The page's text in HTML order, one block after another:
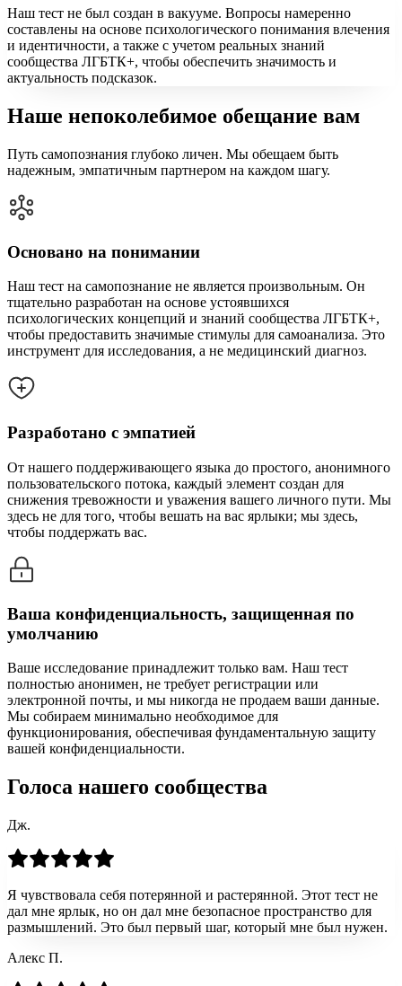
Наш тест не был создан в вакууме. Вопросы намеренно
составлены на основе психологического понимания влечения
и идентичности, а также с учетом реальных знаний
сообщества ЛГБТК+, чтобы обеспечить значимость и
актуальность подсказок.
Наше непоколебимое обещание вам
Путь самопознания глубоко личен. Мы обещаем быть
надежным, эмпатичным партнером на каждом шагу.
Основано на понимании
Наш тест на самопознание не является произвольным. Он
тщательно разработан на основе устоявшихся
психологических концепций и знаний сообщества ЛГБТК+,
чтобы предоставить значимые стимулы для самоанализа. Это
инструмент для исследования, а не медицинский диагноз.
Разработано с эмпатией
От нашего поддерживающего языка до простого, анонимного
пользовательского потока, каждый элемент создан для
снижения тревожности и уважения вашего личного пути. Мы
здесь не для того, чтобы вешать на вас ярлыки; мы здесь,
чтобы поддержать вас.
Ваша конфиденциальность, защищенная по
умолчанию
Ваше исследование принадлежит только вам. Наш тест
полностью анонимен, не требует регистрации или
электронной почты, и мы никогда не продаем ваши данные.
Мы собираем минимально необходимое для
функционирования, обеспечивая фундаментальную защиту
вашей конфиденциальности.
Голоса нашего сообщества
Дж.
Я чувствовала себя потерянной и растерянной. Этот тест не
дал мне ярлык, но он дал мне безопасное пространство для
размышлений. Это был первый шаг, который мне был нужен.
Алекс П.